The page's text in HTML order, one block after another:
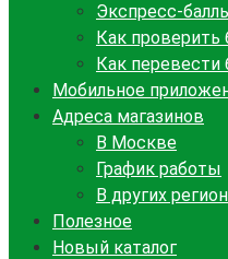
Экспресс-
Как проверить
Как перевести
Мобильное
Адреса магазинов
В Москве
График работы
В других
Полезное
Новый каталог